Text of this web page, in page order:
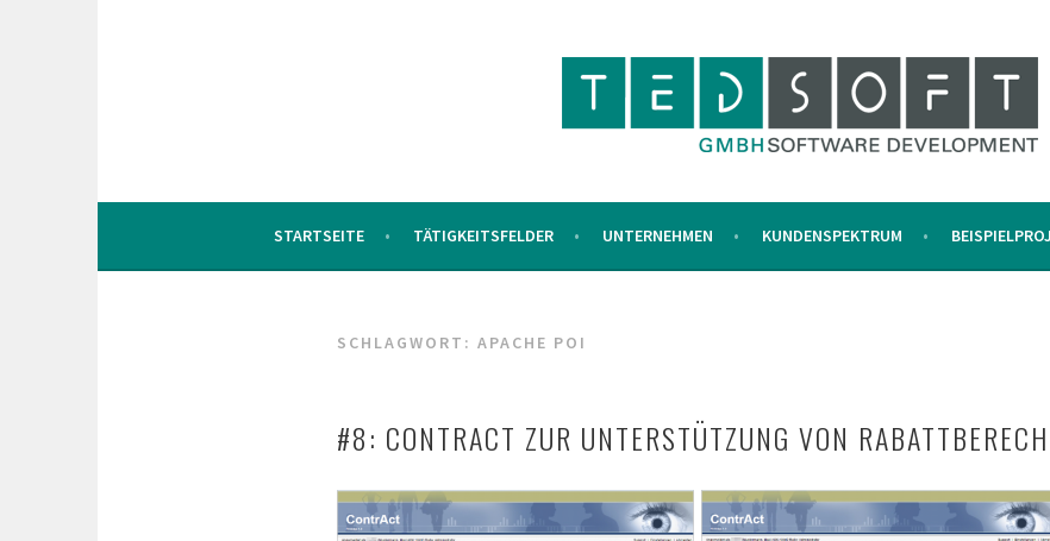
STARTSEITE TÄTIGKEITSFELDER UNTERNEHMEN KUNDENSPEKTRUM
SCHLAGWORT: APACHE POI
#8: CONTRACT ZUR UNTERSTÜTZUNG VON